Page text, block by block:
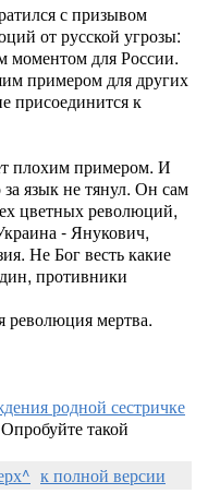
с призывом
от русской угрозы:
для России.
примером для других
присоединится к
плохим примером. И
язык не тянул. Он сам
цветных революций,
- Янукович,
Не Бог весть какие
противники
революция мертва.
родной сестричке
такой
к полной версии